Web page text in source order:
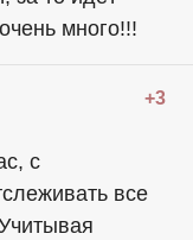
много!!!
+3
с
все